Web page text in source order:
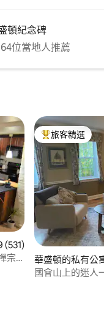
頓紀念碑
位當地人推薦
則評價中獲得 4.89 的平
(531)
宗
旅客精選榜首
旅客精選
華盛頓的私有公
國會山上的迷人